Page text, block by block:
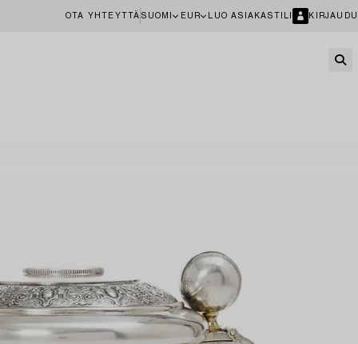
OTA YHTEYTTÄ SUOMI EUR LUO ASIAKASTILI KIRJAUDU